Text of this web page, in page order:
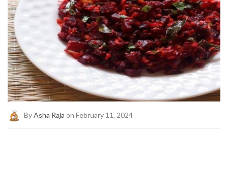
By Asha Raja on February 11, 2024